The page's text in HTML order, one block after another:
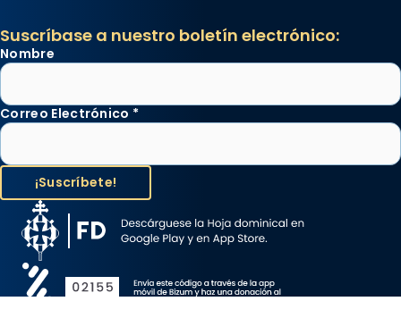
Suscríbase a nuestro boletín electrónico:
Nombre
Correo Electrónico *